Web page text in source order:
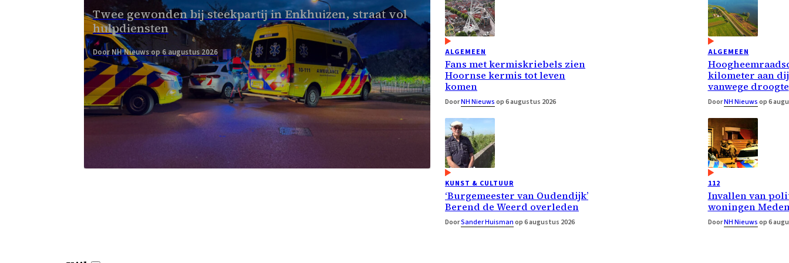
Twee gewonden bij steekpartij in Enkhuizen, straat vol
hulpdiensten
Door NH Nieuws op 6 augustus 2026 ALGEMEEN
Fans met kermiskriebels zien
Hoornse kermis tot leven
komen
DoorNH Nieuwsop 6 augustus 2026
ALGEMEEN
kilometer aan
vanwege droogte
DoorNH Nieuwsop 6
KUNST & CULTUUR
‘Burgemeester van Oudendijk’
Berend de Weerd overleden
DoorSander Huismanop 6 augustus 2026
112
Invallen van
woningen
DoorNH Nieuwsop 6